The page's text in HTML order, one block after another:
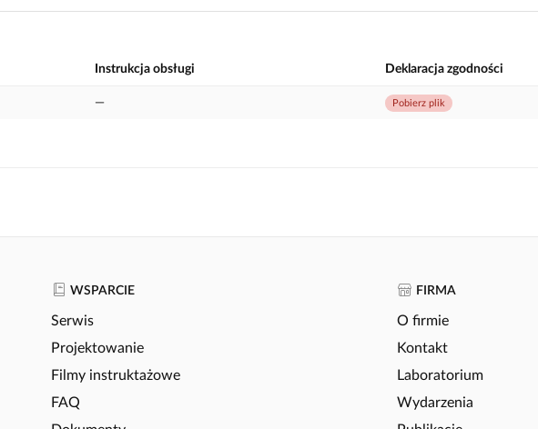
Instrukcja obsługi Deklaracja zgodności
— Pobierz plik
WSPARCIE
Serwis
Projektowanie
Filmy instruktażowe
FAQ
FIRMA
O firmie
Kontakt
Laboratorium
Wydarzenia